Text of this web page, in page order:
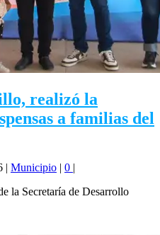
realizó la
a familias del
| Municipio | 0 |
la Secretaría de Desarrollo